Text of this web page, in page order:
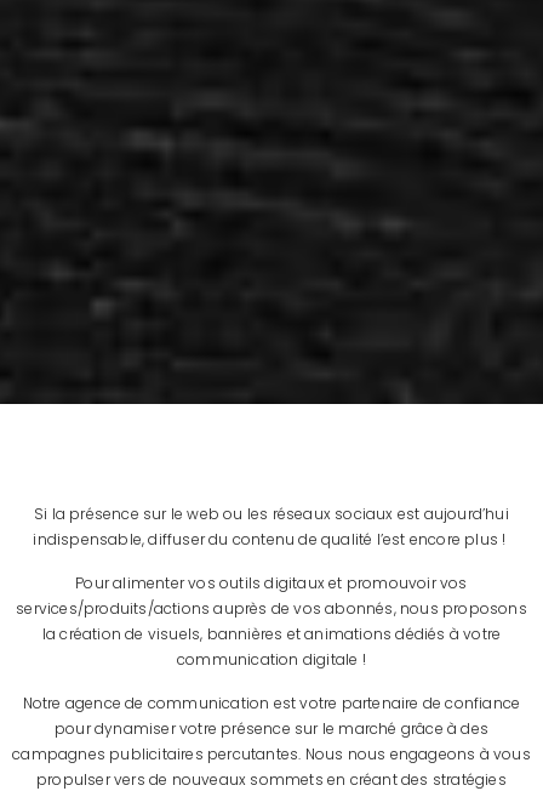
Si la présence sur le web ou les réseaux sociaux est aujourd’hui
indispensable, diffuser du contenu de qualité l’est encore plus !
Pour alimenter vos outils digitaux et promouvoir vos
services/produits/actions auprès de vos abonnés, nous proposons
la création de visuels, bannières et animations dédiés à votre
communication digitale !
Notre agence de communication est votre partenaire de confiance
pour dynamiser votre présence sur le marché grâce à des
campagnes publicitaires percutantes. Nous nous engageons à vous
propulser vers de nouveaux sommets en créant des stratégies